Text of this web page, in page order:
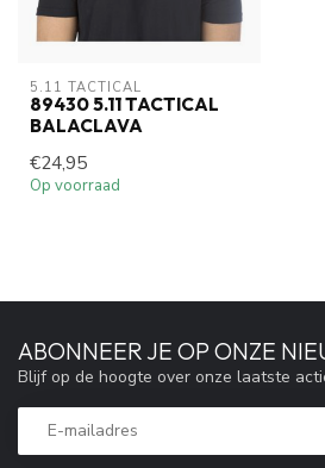
5.11 TACTICAL
89430 5.11 TACTICAL
BALACLAVA
€24,95
Op voorraad
ABONNEER JE OP ONZE
Blijf op de hoogte over onze laatste